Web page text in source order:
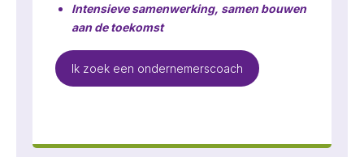
Intensieve samenwerking, samen bouwen
aan de toekomst
Ik zoek een ondernemerscoach